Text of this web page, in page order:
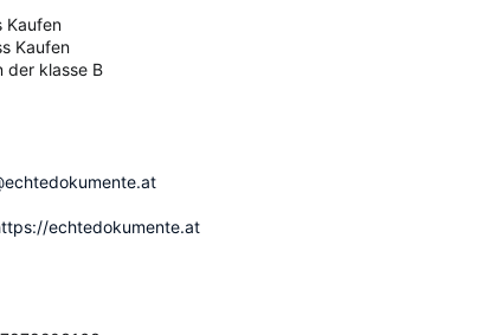
Kaufen
Kaufen
der klasse B
echtedokumente.at